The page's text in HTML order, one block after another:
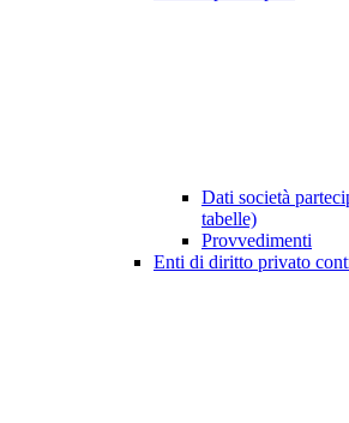
Dati società
tabelle)
Provvedimenti
Enti di diritto privato